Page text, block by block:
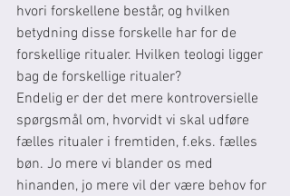
hvori forskellene består, og hvilken
betydning disse forskelle har for de
forskellige ritualer. Hvilken teologi ligger
bag de forskellige ritualer?
Endelig er der det mere kontroversielle
spørgsmål om, hvorvidt vi skal udføre
fælles ritualer i fremtiden, f.eks. fælles
bøn. Jo mere vi blander os med
hinanden, jo mere vil der være behov for